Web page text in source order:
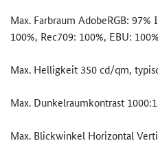
Max. Farbraum AdobeRGB: 97%
100%, Rec709: 100%, EBU:
Max. Helligkeit 350 cd/qm,
Max. Dunkelraumkontrast 1000:1
Max. Blickwinkel Horizontal